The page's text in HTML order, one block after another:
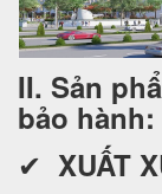
II. Sản
bảo hành:
✔ XUẤT